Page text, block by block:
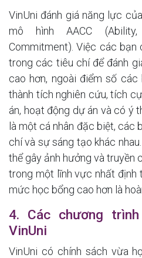
VinUni đánh giá năng lực
mô hình AACC (Ability,
Commitment). Việc các
trong các tiêu chí để đánh
cao hơn, ngoài điểm số
thành tích nghiên cứu, tích
án, hoạt động dự án và có ý
là một cá nhân đặc biệt, các
chí và sự sáng tạo khác
thể gây ảnh hưởng và truyền
trong một lĩnh vực nhất
mức học bổng cao hơn là
4. Các chương
VinUni
VinUni có chính sách vừa